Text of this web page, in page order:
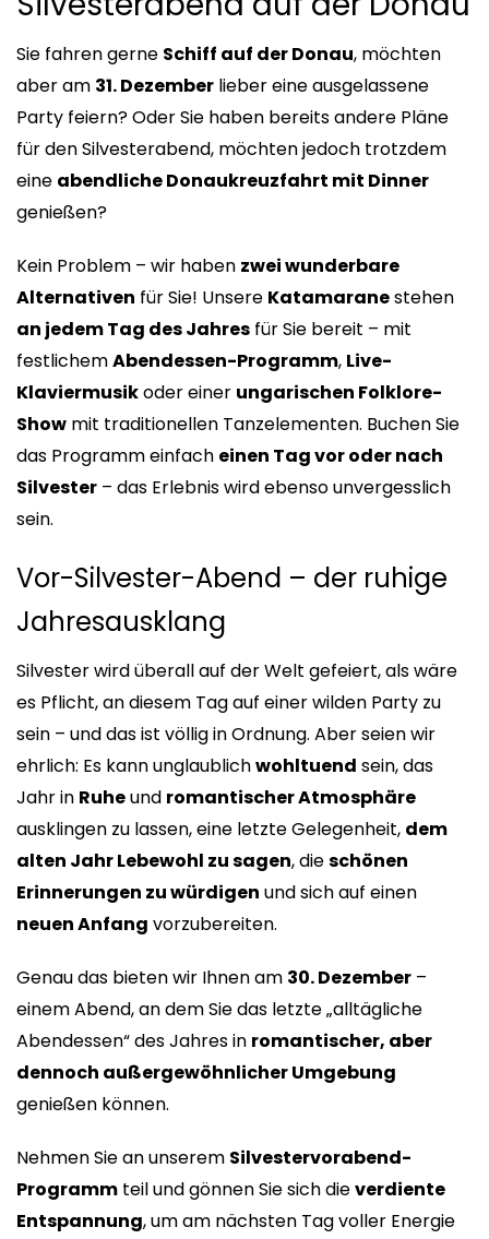
Sie fahren gerne Schiff auf der Donau, möchten
aber am 31. Dezember lieber eine ausgelassene
Party feiern? Oder Sie haben bereits andere Pläne
für den Silvesterabend, möchten jedoch trotzdem
eine abendliche Donaukreuzfahrt mit Dinner
genießen?
Kein Problem – wir haben zwei wunderbare
Alternativen für Sie! Unsere Katamaranestehen
an jedem Tag des Jahres für Sie bereit – mit
festlichemAbendessen-Programm, Live-
Klaviermusikoder einer ungarischen Folklore-
Show mit traditionellen Tanzelementen. Buchen Sie
das Programm einfach einen Tag vor oder nach
Silvester – das Erlebnis wird ebenso unvergesslich
sein.
Vor-Silvester-Abend – der ruhige
Jahresausklang
Silvester wird überall auf der Welt gefeiert, als wäre
es Pflicht, an diesem Tag auf einer wilden Party zu
sein – und das ist völlig in Ordnung. Aber seien wir
ehrlich: Es kann unglaublichwohltuend sein, das
Jahr in Ruheund romantischer Atmosphäre
ausklingen zu lassen, eine letzte Gelegenheit, dem
alten Jahr Lebewohl zu sagen, dieschönen
Erinnerungen zu würdigen und sich auf einen
neuen Anfang vorzubereiten.
Genau das bieten wir Ihnen am 30. Dezember –
einem Abend, an dem Sie das letzte „alltägliche
Abendessen“ des Jahres in romantischer, aber
dennoch außergewöhnlicher Umgebung
genießen können.
Nehmen Sie an unserem Silvestervorabend-
Programm teil und gönnen Sie sich dieverdiente
Entspannung, um am nächsten Tag voller Energie